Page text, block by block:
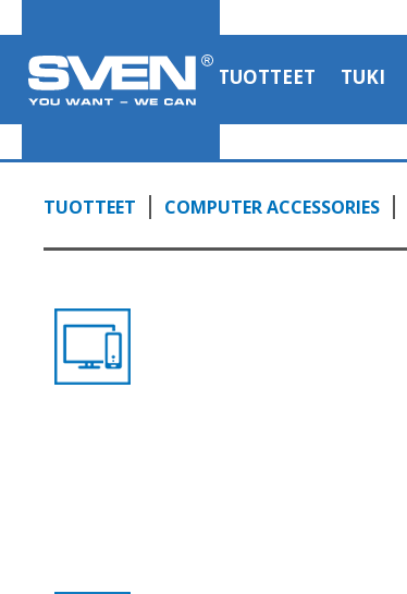
TUOTTEET TUKI
TUOTTEET COMPUTER ACCESSORIES